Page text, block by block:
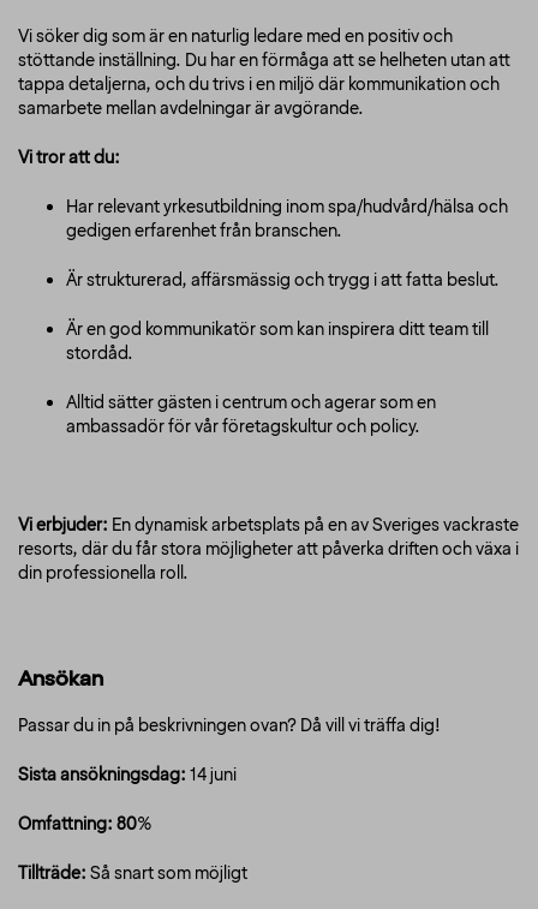
Vi söker dig som är en naturlig ledare med en positiv och
stöttande inställning. Du har en förmåga att se helheten utan att
tappa detaljerna, och du trivs i en miljö där kommunikation och
samarbete mellan avdelningar är avgörande.
Vi tror att du:
Har relevant yrkesutbildning inom spa/hudvård/hälsa och
gedigen erfarenhet från branschen.
Är strukturerad, affärsmässig och trygg i att fatta beslut.
Är en god kommunikatör som kan inspirera ditt team till
stordåd.
Alltid sätter gästen i centrum och agerar som en
ambassadör för vår företagskultur och policy.
Vi erbjuder: En dynamisk arbetsplats på en av Sveriges vackraste
resorts, där du får stora möjligheter att påverka driften och växa i
din professionella roll.
Ansökan
Passar du in på beskrivningen ovan? Då vill vi träffa dig!
Sista ansökningsdag: 14 juni
Omfattning: 80%
Tillträde: Så snart som möjligt